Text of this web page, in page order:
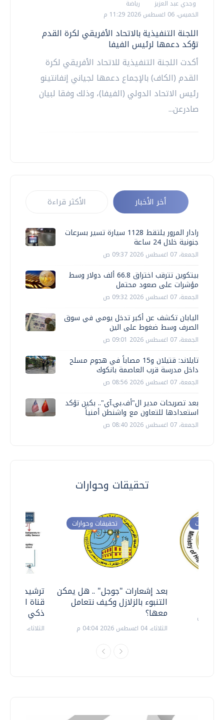
وجدي عبد العزيز
رياضة
الخميس، 06 اغسطس 2026 11:29 م
اللجنة التنفيذية بالاتحاد الأفريقي لكرة القدم
تؤكد دعمها لرئيس الفيفا
أكدت اللجنة التنفيذية للاتحاد الأفريقي لكرة
القدم (الكاف) بالإجماع دعمها لجياني إنفانتينو
رئيس ‌الاتحاد الدولي (الفيفا)، وذلك وفقا لبيان
صادرعن...
أخر الأخبار الأكثر قراءة
رادار المرور يلتقط 1128 سيارة تسير بسرعات
جنونية خلال 24 ساعة
الجمعة، 07 اغسطس 2026 09:37 ص
بيتكوين تترقب اختراق 66.8 ألف دولار وسط
مؤشرات على صعود محتمل
الجمعة، 07 اغسطس 2026 09:32 ص
اليابان تكشف عن أكبر تدخل يومي في سوق
الصرف وسط ضغوط على الين
الجمعة، 07 اغسطس 2026 09:01 ص
تايلاند: قتيلان و15 مصاباً في هجوم مسلح
داخل مدرسة قرب العاصمة بانكوك
الجمعة، 07 اغسطس 2026 08:56 ص
بعد تصريحات مدير ال"أف.بي.آي".. بكين تؤكد
استعدادها للتعاون مع واشنطن أمنياً
الجمعة، 07 اغسطس 2026 08:40 ص
تحقيقات وحوارات
ترشيدا
قناة
ذكي
الثلاثاء، 14 يوليو 2026 06:11 م
تحقيقات وحوارات
بعد إشعارات "جوجل" .. هل يمكن
التنبوء بالزلازل وكيف نتعامل
معها؟
الثلاثاء، 04 اغسطس 2026 04:04 م
وحوارات